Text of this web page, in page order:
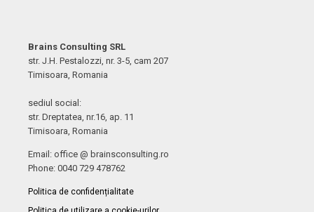
Brains Consulting SRL
str. J.H. Pestalozzi, nr. 3-5, cam 207
Timisoara, Romania
sediul social:
str. Dreptatea, nr.16, ap. 11
Timisoara, Romania
Email: office @ brainsconsulting.ro
Phone: 0040 729 478762
Politica de confidențialitate